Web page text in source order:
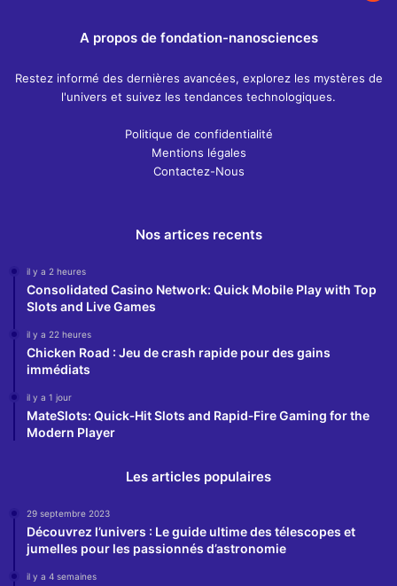
A propos de fondation-nanosciences
Restez informé des dernières avancées, explorez les mystères de
l'univers et suivez les tendances technologiques.
Politique de confidentialité
Mentions légales
Contactez-Nous
Nos artices recents
il y a 2 heures
Consolidated Casino Network: Quick Mobile Play with Top
Slots and Live Games
il y a 22 heures
Chicken Road : Jeu de crash rapide pour des gains
immédiats
il y a 1 jour
MateSlots: Quick‑Hit Slots and Rapid‑Fire Gaming for the
Modern Player
Les articles populaires
29 septembre 2023
Découvrez l’univers : Le guide ultime des télescopes et
jumelles pour les passionnés d’astronomie
il y a 4 semaines